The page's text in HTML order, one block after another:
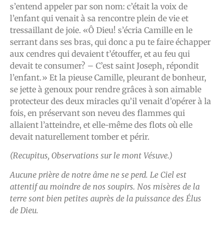
s’entend appeler par son nom: c’était la voix de
l’enfant qui venait à sa rencontre plein de vie et
tressaillant de joie. «Ô Dieu! s’écria Camille en le
serrant dans ses bras, qui donc a pu te faire échapper
aux cendres qui devaient t’étouffer, et au feu qui
devait te consumer? – C’est saint Joseph, répondit
l’enfant.» Et la pieuse Camille, pleurant de bonheur,
se jette à genoux pour rendre grâces à son aimable
protecteur des deux miracles qu’il venait d’opérer à la
fois, en préservant son neveu des flammes qui
allaient l’atteindre, et elle-même des flots où elle
devait naturellement tomber et périr.
(Recupitus, Observations sur le mont Vésuve.)
Aucune prière de notre âme ne se perd. Le Ciel est
attentif au moindre de nos soupirs. Nos misères de la
terre sont bien petites auprès de la puissance des Élus
de Dieu.